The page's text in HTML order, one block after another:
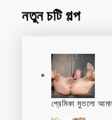
নতুন চটি গল্প
প্রেমিকা মুতলো